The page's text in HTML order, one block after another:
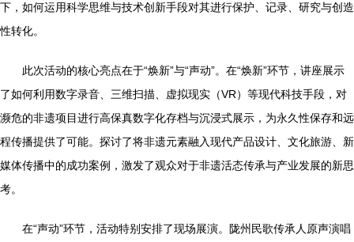
下，如何运用科学思维与技术创新手段对其进行保护、记录、研究与创造
性转化。
此次活动的核心亮点在于“焕新”与“声动”。在“焕新”环节，讲座展示
了如何利用数字录音、三维扫描、虚拟现实（VR）等现代科技手段，对
濒危的非遗项目进行高保真数字化存档与沉浸式展示，为永久性保存和远
程传播提供了可能。探讨了将非遗元素融入现代产品设计、文化旅游、新
媒体传播中的成功案例，激发了观众对于非遗活态传承与产业发展的新思
考。
在“声动”环节，活动特别安排了现场展演。陇州民歌传承人原声演唱